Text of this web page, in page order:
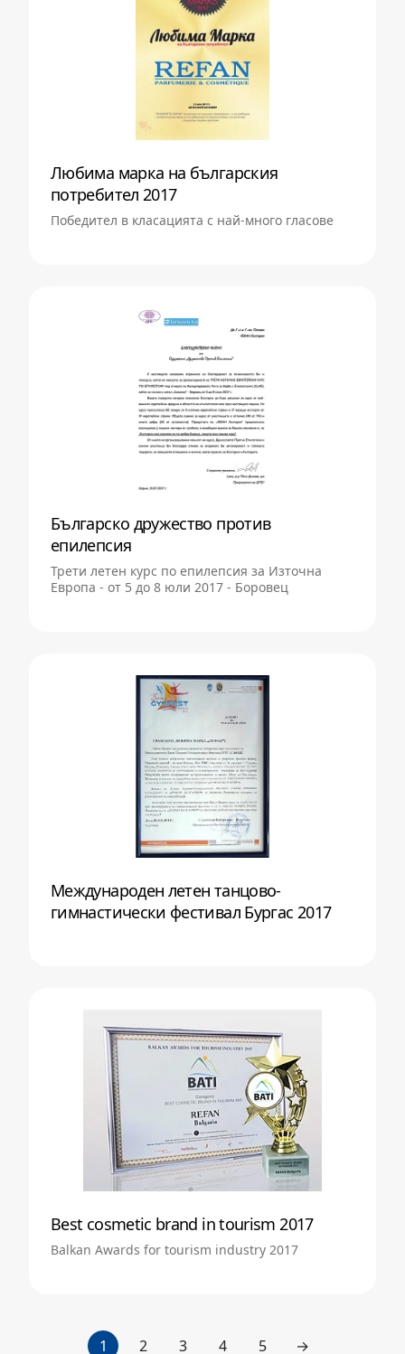
Любима марка на българския
потребител 2017
Победител в класацията с най-много гласове
Българско дружество против
епилепсия
Трети летен курс по епилепсия за Източна
Европа - от 5 до 8 юли 2017 - Боровец
Международен летен танцово-
гимнастически фестивал Бургас 2017
Best cosmetic brand in tourism 2017
Balkan Awards for tourism industry 2017
1 2 3 4 5 →